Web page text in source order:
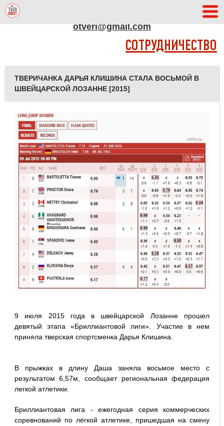
otveri@gmail.com
СОТРУДНИЧЕСТВО
ТВЕРИЧАНКА ДАРЬЯ КЛИШИНА СТАЛА ВОСЬМОЙ В
ШВЕЙЦАРСКОЙ ЛОЗАННЕ [2015]
9 июля 2015 года в швейцарской Лозанне прошел
девятый этапа «Бриллиантовой лиги». Участие в нем
приняла тверская спортсменка Дарья Клишина.
В прыжках в длину Даша заняла восьмое место с
результатом 6,57м, сообщает региональная федерация
легкой атлетики.
Бриллиантовая лига - ежегодная серия коммерческих
соревнований по лёгкой атлетике, пришедшая на смену